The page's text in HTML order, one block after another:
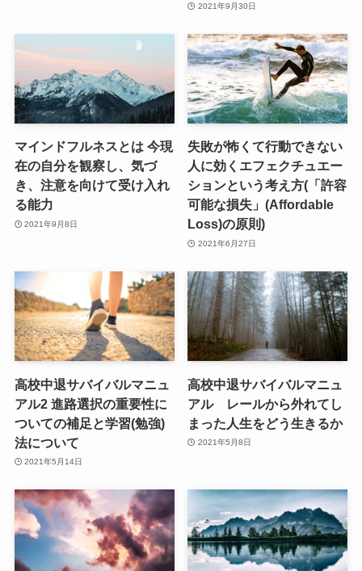
2021年9月30日
マインドフルネスとは 今現
在の自分を観察し、気づ
き、注意を向けて受け入れ
る能力
2021年9月8日
失敗が怖くて行動できない
人に効くエフェクチュエー
ションという考え方(「許容
可能な損失」(Affordable
Loss)の原則)
2021年6月27日
高校中退サバイバルマニュ
アル2 進路選択の重要性に
ついての補足と学習(勉強)
法について
2021年5月14日
高校中退サバイバルマニュ
アル レールから外れてし
まった人生をどう生きるか
2021年5月8日